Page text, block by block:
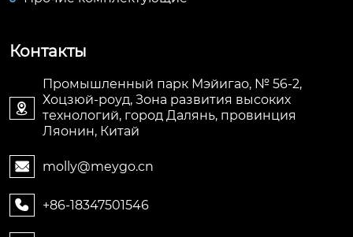
Контакты

Промышленный парк Мэйигао, № 56-2,
Хоцзюй-роуд, Зона развития высоких
технологий, город Далянь, провинция
Ляонин, Китай
 molly@meygo.cn
 +86-18347501546